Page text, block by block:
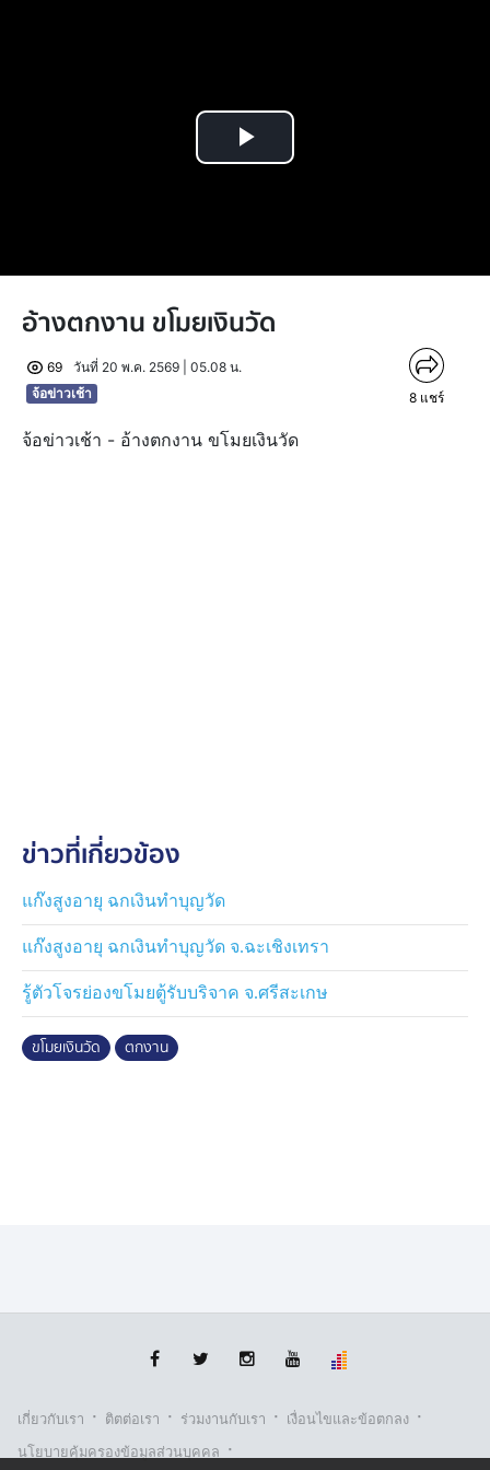
Play
อ้างตกงาน ขโมยเงินวัด
69
วันที่ 20 พ.ค. 2569 | 05.08 น.
จ้อข่าวเช้า
8 แชร์
จ้อข่าวเช้า - อ้างตกงาน ขโมยเงินวัด
ข่าวที่เกี่ยวข้อง
แก๊งสูงอายุ ฉกเงินทำบุญวัด
แก๊งสูงอายุ ฉกเงินทำบุญวัด จ.ฉะเชิงเทรา
รู้ตัวโจรย่องขโมยตู้รับบริจาค จ.ศรีสะเกษ
ขโมยเงินวัด ตกงาน
เกี่ยวกับเรา · ติตต่อเรา · ร่วมงานกับเรา · เงื่อนไขและข้อตกลง ·
นโยบายคุ้มครองข้อมูลส่วนบุคคล ·